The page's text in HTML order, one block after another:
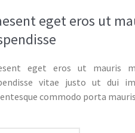
eget eros ut
eget eros ut mauris
vitae justo ut dui
commodo porta